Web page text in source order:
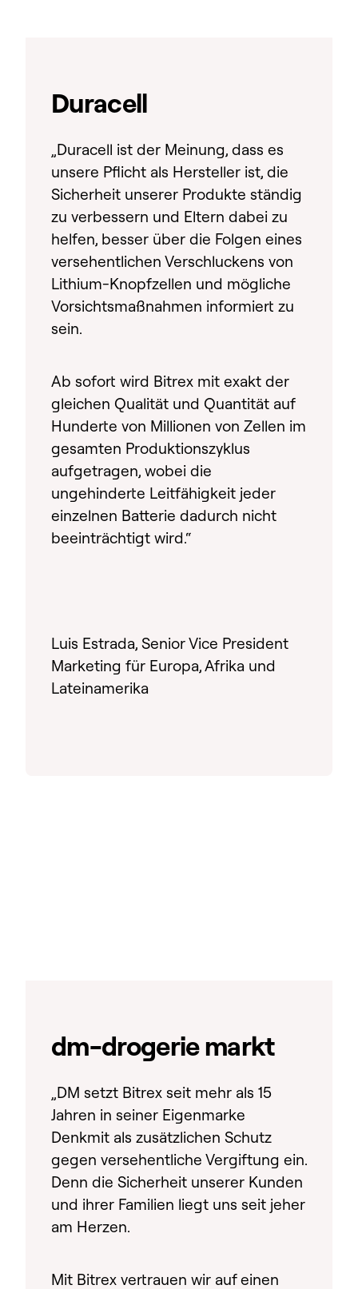
Duracell
„Duracell ist der Meinung, dass es
unsere Pflicht als Hersteller ist, die
Sicherheit unserer Produkte ständig
zu verbessern und Eltern dabei zu
helfen, besser über die Folgen eines
versehentlichen Verschluckens von
Lithium-Knopfzellen und mögliche
Vorsichtsmaßnahmen informiert zu
sein.
Ab sofort wird Bitrex mit exakt der
gleichen Qualität und Quantität auf
Hunderte von Millionen von Zellen im
gesamten Produktionszyklus
aufgetragen, wobei die
ungehinderte Leitfähigkeit jeder
einzelnen Batterie dadurch nicht
beeinträchtigt wird.“
Luis Estrada, Senior Vice President
Marketing für Europa, Afrika und
Lateinamerika
dm-drogerie markt
„DM setzt Bitrex seit mehr als 15
Jahren in seiner Eigenmarke
Denkmit als zusätzlichen Schutz
gegen versehentliche Vergiftung ein.
Denn die Sicherheit unserer Kunden
und ihrer Familien liegt uns seit jeher
am Herzen.
Mit Bitrex vertrauen wir auf einen